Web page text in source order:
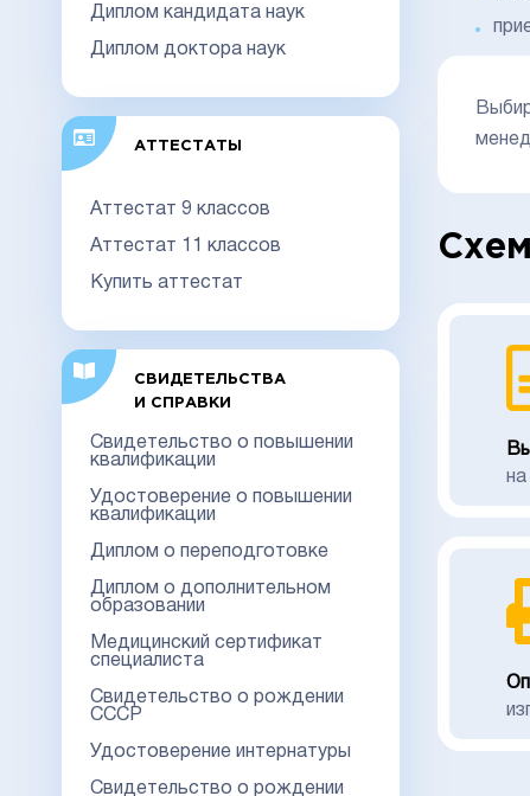
Диплом кандидата наук
Диплом доктора наук
АТТЕСТАТЫ
Аттестат 9 классов
Аттестат 11 классов
Купить аттестат
СВИДЕТЕЛЬСТВА
И СПРАВКИ
Свидетельство о повышении
квалификации
Удостоверение о повышении
квалификации
Диплом о переподготовке
Диплом о дополнительном
образовании
Медицинский сертификат
специалиста
Свидетельство о рождении
СССР
Удостоверение интернатуры
Свидетельство о рождении